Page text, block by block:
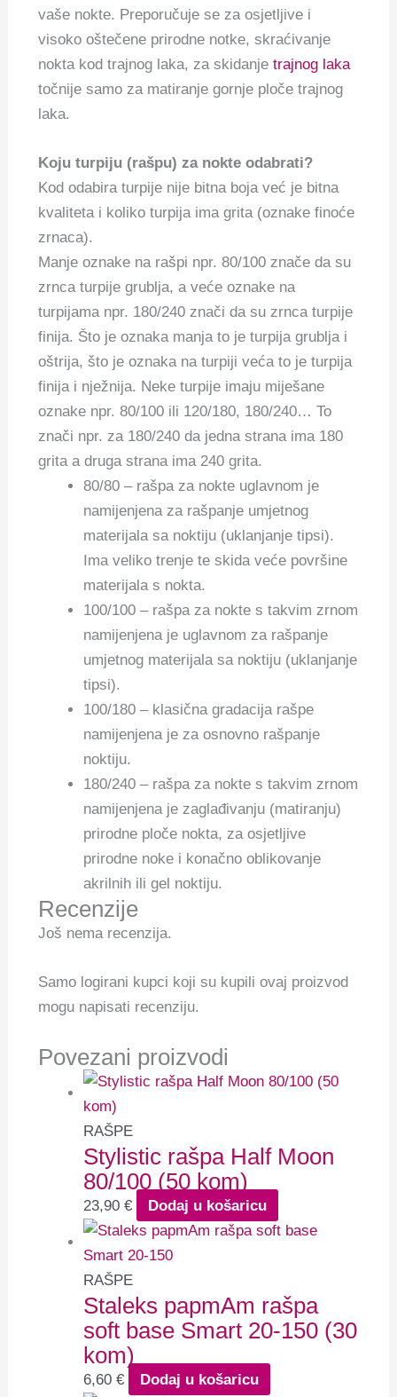
vaše nokte. Preporučuje se za osjetljive i
visoko oštečene prirodne notke, skraćivanje
nokta kod trajnog laka, za skidanjetrajnog laka
točnije samo za matiranje gornje ploče trajnog
laka.
Koju turpiju (rašpu) za nokte odabrati?
Kod odabira turpije nije bitna boja već je bitna
kvaliteta i koliko turpija ima grita (oznake finoće
zrnaca).
Manje oznake na rašpi npr. 80/100 znače da su
zrnca turpije grublja, a veće oznake na
turpijama npr. 180/240 znači da su zrnca turpije
finija. Što je oznaka manja to je turpija grublja i
oštrija, što je oznaka na turpiji veća to je turpija
finija i nježnija. Neke turpije imaju miješane
oznake npr. 80/100 ili 120/180, 180/240… To
znači npr. za 180/240 da jedna strana ima 180
grita a druga strana ima 240 grita.
80/80 – rašpa za nokte uglavnom je
namijenjena za rašpanje umjetnog
materijala sa noktiju (uklanjanje tipsi).
Ima veliko trenje te skida veće površine
materijala s nokta.
100/100 – rašpa za nokte s takvim zrnom
namijenjena je uglavnom za rašpanje
umjetnog materijala sa noktiju (uklanjanje
tipsi).
100/180 – klasična gradacija rašpe
namijenjena je za osnovno rašpanje
noktiju.
180/240 – rašpa za nokte s takvim zrnom
namijenjena je zaglađivanju (matiranju)
prirodne ploče nokta, za osjetljive
prirodne noke i konačno oblikovanje
akrilnih ili gel noktiju.
Recenzije
Još nema recenzija.
Samo logirani kupci koji su kupili ovaj proizvod
mogu napisati recenziju.
Povezani proizvodi
RAŠPE
Stylistic rašpa Half Moon
80/100 (50 kom)
23,90€ Dodaj u košaricu
RAŠPE
Staleks papmAm rašpa
soft base Smart 20-150 (30
kom)
6,60€ Dodaj u košaricu